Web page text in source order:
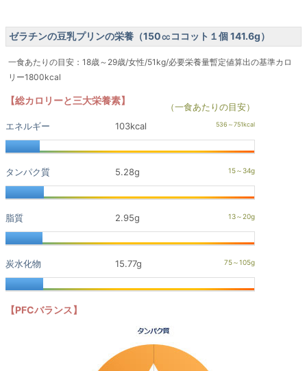
ゼラチンの豆乳プリンの栄養（150㏄ココット１個 141.6g）
一食あたりの目安：18歳～29歳/女性/51kg/必要栄養量暫定値算出の基準カロ
リー1800kcal
【総カロリーと三大栄養素】
（一食あたりの目安）
エネルギー
103kcal
タンパク質 5.28g
脂質 2.95g
炭水化物 15.77g
【PFCバランス】